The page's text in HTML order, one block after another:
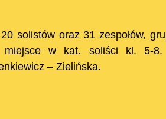
solistów oraz 31 zespołów,
miejsce w kat. soliści kl. 5-
– Zielińska.